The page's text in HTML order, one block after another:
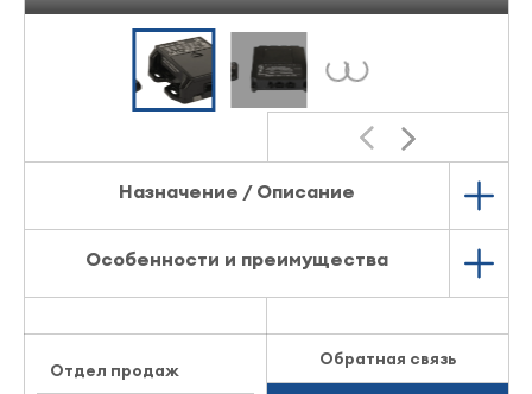
Назначение / Описание
Особенности и преимущества
Отдел продаж
Обратная связь